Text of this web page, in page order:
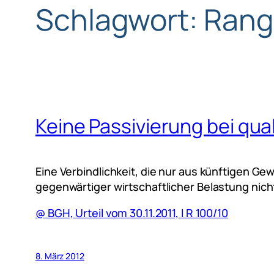
Schlagwort:
Keine Passivierung bei
Eine Verbindlichkeit, die nur aus künftigen
gegenwärtiger wirtschaftlicher Belastung
@ BGH, Urteil vom 30.11.2011, I R 100/10
8. März 2012